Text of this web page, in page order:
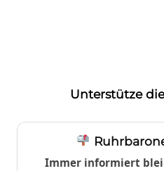
Unterstütze
Immer informiert